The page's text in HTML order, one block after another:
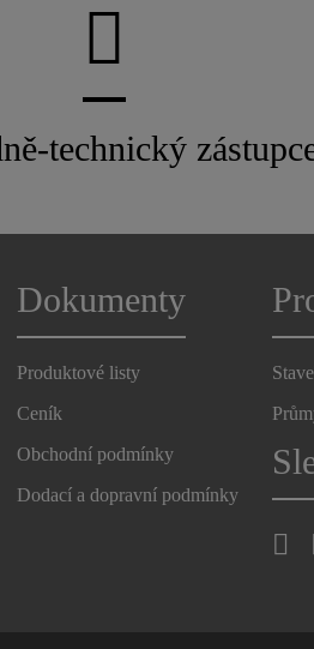
technický
Dokumenty
Produktové listy
Ceník
Obchodní podmínky
Dodací a dopravní podmínky